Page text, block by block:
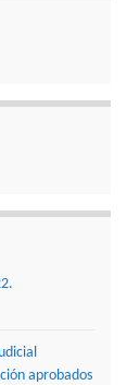
aprobados